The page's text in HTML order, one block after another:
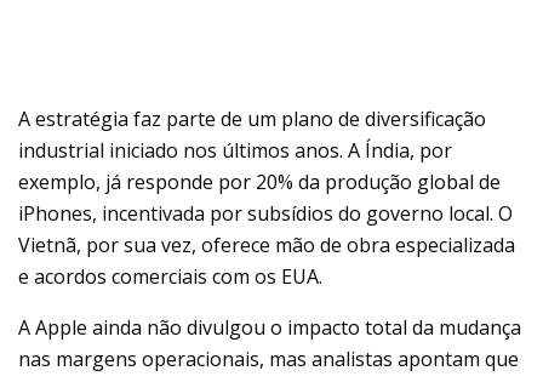
A estratégia faz parte de um plano de diversificação
industrial iniciado nos últimos anos. A Índia, por
exemplo, já responde por 20% da produção global de
iPhones, incentivada por subsídios do governo local. O
Vietnã, por sua vez, oferece mão de obra especializada
e acordos comerciais com os EUA.
A Apple ainda não divulgou o impacto total da mudança
nas margens operacionais, mas analistas apontam que